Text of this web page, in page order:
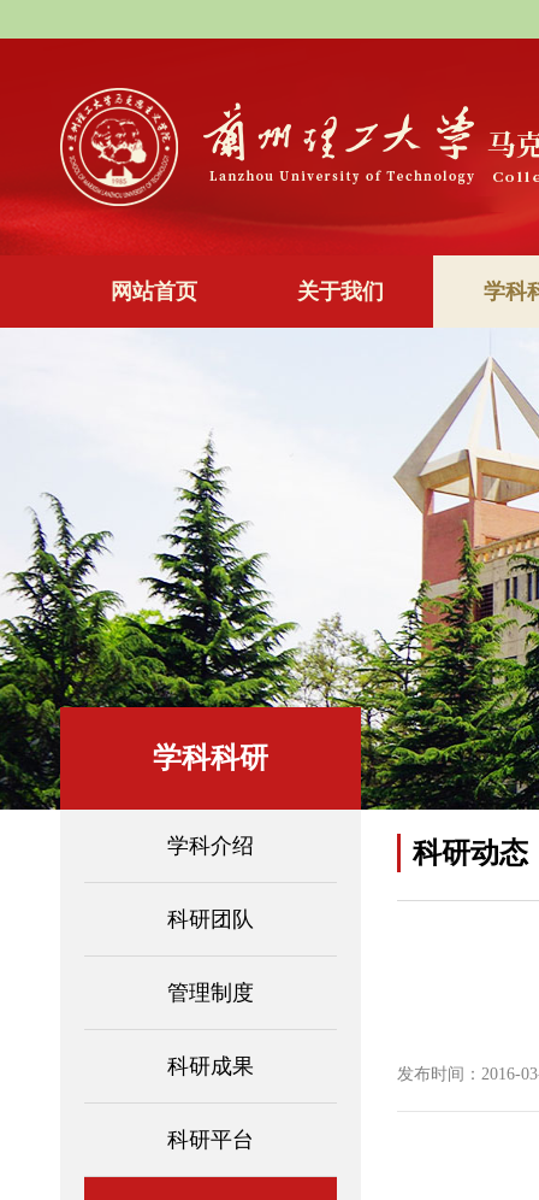
网站首页 关于我们 学科
学科科研
学科介绍
科研团队
管理制度
科研成果
科研平台
科研动态
发布时间：2016-